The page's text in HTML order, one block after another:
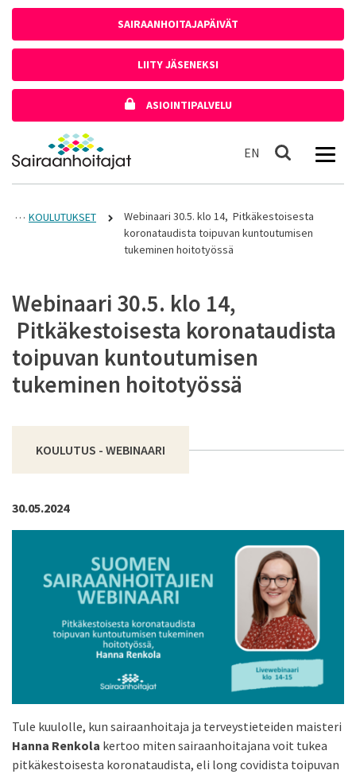
SAIRAANHOITAJAPÄIVÄT
LIITY JÄSENEKSI
ASIOINTIPALVELU
Etusivulle
EN In English
Haku
KOULUTUKSET
Webinaari 30.5. klo 14, Pitkäkestoisesta
koronataudista toipuvan kuntoutumisen
tukeminen hoitotyössä
Webinaari 30.5. klo 14,
Pitkäkestoisesta koronataudista
toipuvan kuntoutumisen
tukeminen hoitotyössä
KOULUTUS - WEBINAARI
30.05.2024
Tule kuulolle, kun sairaanhoitaja ja terveystieteiden maisteri
Hanna Renkola kertoo miten sairaanhoitajana voit tukea
pitkäkestoisesta koronataudista, eli long covidista toipuvan